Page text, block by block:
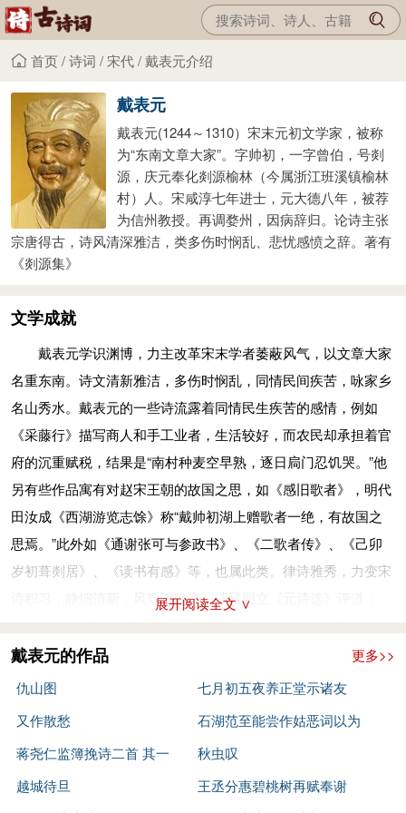
首页/诗词 / 宋代/戴表元介绍
戴表元
戴表元(1244～1310）宋末元初文学家，被称
为“东南文章大家”。字帅初，一字曾伯，号剡
源，庆元奉化剡源榆林（今属浙江班溪镇榆林
村）人。宋咸淳七年进士，元大德八年，被荐
为信州教授。再调婺州，因病辞归。论诗主张
宗唐得古，诗风清深雅洁，类多伤时悯乱、悲忧感愤之辞。著有
《剡源集》
文学成就
戴表元学识渊博，力主改革宋末学者萎蔽风气，以文章大家
名重东南。诗文清新雅洁，多伤时悯乱，同情民间疾苦，咏家乡
名山秀水。戴表元的一些诗流露着同情民生疾苦的感情，例如
《采藤行》描写商人和手工业者，生活较好，而农民却承担着官
府的沉重赋税，结果是“南村种麦空早熟，逐日扃门忍饥哭。”他
另有些作品寓有对赵宋王朝的故国之思，如《感旧歌者》，明代
田汝成《西湖游览志馀》称“戴帅初湖上赠歌者一绝，有故国之
思焉。”此外如《通谢张可与参政书》、《二歌者传》、《己卯
岁初葺剡居》、《读书有感》等，也属此类。律诗雅秀，力变宋
诗积习，静细清新，风致近晚唐。清顾嗣立《元诗选》评道：
在元初诗人中，戴表元是鼓吹“唐风”、力矫宋诗之弊的有力
人物，特别是对理学和科举制度破坏文学艺术的现象，反复加以
年理学兴而文艺绝”，这一点在他留下的许多文章中仍然可以看
到。如《方使君诗序》记南宋末都城临安士人的风气：“当是
时，诸贤高谈性命，其次不过驰骛于竿牍俳谐、场屋破碎之文，
展开阅读全文 ∨
戴表元的作品
更多>>
仇山图
七月初五夜养正堂示诸友
又作散愁
石湖范至能尝作姑恶词以为
妇怨非天下之为妇者所愿闻
故作续姑恶词以广之
蒋尧仁监簿挽诗二首 其一
秋虫叹
越城待旦
王丞分惠碧桃树再赋奉谢